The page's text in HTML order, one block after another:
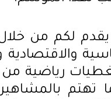
لكم من خلال
والاقتصادية
تغطيات
تهتم